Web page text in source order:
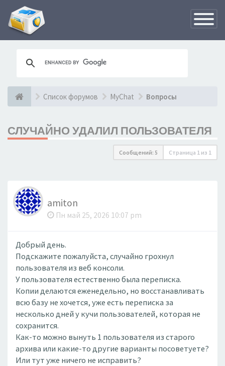
Список форумов MyChat Вопросы
СЛУЧАЙНО УДАЛИЛ ПОЛЬЗОВАТЕЛЯ
Сообщений: 5 Страница 1 из 1
amiton
Пн май 25, 2026 10:07 pm
Добрый день.
Подскажите пожалуйста, случайно грохнул
пользователя из веб консоли.
У пользователя естественно была переписка.
Копии делаются еженедельно, но восстанавливать
всю базу не хочется, уже есть переписка за
несколько дней у кучи пользователей, которая не
сохранится.
Как-то можно вынуть 1 пользователя из старого
архива или какие-то другие варианты посоветуете?
Или тут уже ничего не исправить?